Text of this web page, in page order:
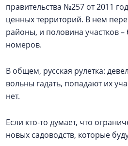
правительства №257 от 2011
ценных территорий. В нем
районы, и половина участков –
номеров.
В общем, русская рулетка:
вольны гадать, попадают их
нет.
Если кто-то думает, что
новых садоводств, которые